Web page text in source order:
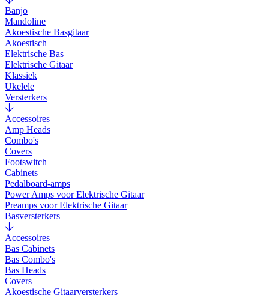
Banjo
Mandoline
Akoestische Basgitaar
Akoestisch
Elektrische Bas
Elektrische Gitaar
Klassiek
Ukelele
Versterkers
Accessoires
Amp Heads
Combo's
Covers
Footswitch
Cabinets
Pedalboard-amps
Power Amps voor Elektrische Gitaar
Preamps voor Elektrische Gitaar
Basversterkers
Accessoires
Bas Cabinets
Bas Combo's
Bas Heads
Covers
Akoestische Gitaarversterkers